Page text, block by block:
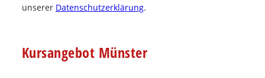
unserer Datenschutzerklärung.
Kursangebot Münster